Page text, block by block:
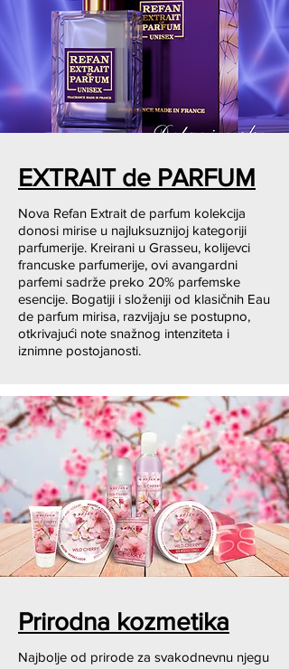
EXTRAIT de PARFUM
Nova Refan Extrait de parfum kolekcija
donosi mirise u najluksuznijoj kategoriji
parfumerije. Kreirani u Grasseu, kolijevci
francuske parfumerije, ovi avangardni
parfemi sadrže preko 20% parfemske
esencije. Bogatiji i složeniji od klasičnih Eau
de parfum mirisa, razvijaju se postupno,
otkrivajući note snažnog intenziteta i
iznimne postojanosti.​
Prirodna kozmetika
Najbolje od prirode za svakodnevnu njegu